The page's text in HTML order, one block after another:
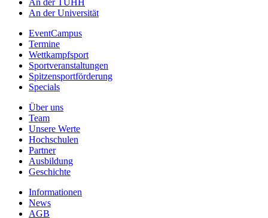
An der TUHH
An der Universität
EventCampus
Termine
Wettkampfsport
Sportveranstaltungen
Spitzensportförderung
Specials
Über uns
Team
Unsere Werte
Hochschulen
Partner
Ausbildung
Geschichte
Informationen
News
AGB